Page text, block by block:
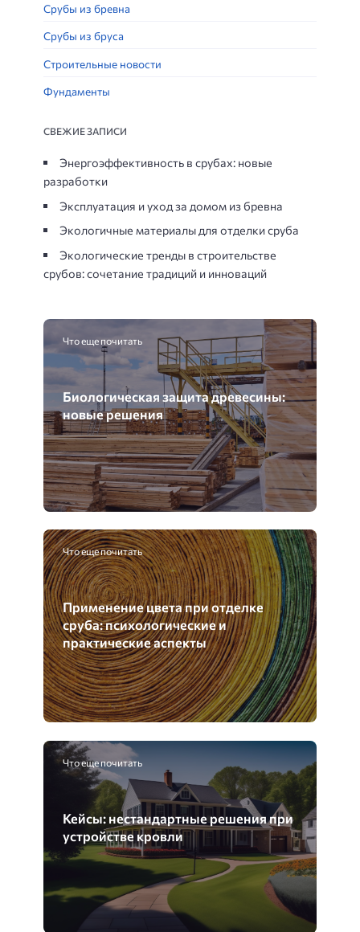
Срубы из бревна
Срубы из бруса
Строительные новости
Фундаменты
СВЕЖИЕ ЗАПИСИ
Энергоэффективность в срубах: новые
разработки
Эксплуатация и уход за домом из бревна
Экологичные материалы для отделки сруба
Экологические тренды в строительстве
срубов: сочетание традиций и инноваций
Что еще почитать
Биологическая защита древесины:
новые решения
Что еще почитать
Применение цвета при отделке
сруба: психологические и
практические аспекты
Что еще почитать
Кейсы: нестандартные решения при
устройстве кровли